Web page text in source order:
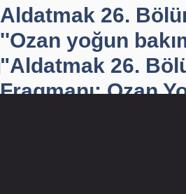
Aldatmak 26.
''Ozan yoğun
"Aldatmak 26.
Fragmanı: Ozan